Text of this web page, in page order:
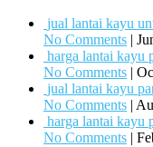
jual lantai kayu
No Comments |
harga lantai kayu
No Comments |
jual lantai kayu
No Comments |
harga lantai kayu
No Comments |